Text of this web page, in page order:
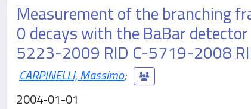
Measurement of the branching
0 decays with the BaBar
5223-2009 RID C-5719-2008
CARPINELLI, Massimo;
2004-01-01